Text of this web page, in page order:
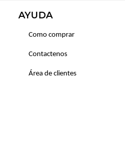
AYUDA
Como comprar
Contactenos
Área de clientes